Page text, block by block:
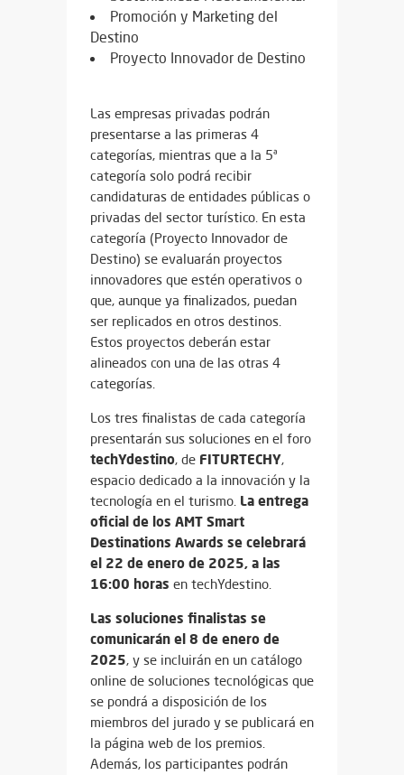
Promoción y Marketing del
Destino
Proyecto Innovador de Destino
Las empresas privadas podrán
presentarse a las primeras 4
categorías, mientras que a la 5ª
categoría solo podrá recibir
candidaturas de entidades públicas o
privadas del sector turístico. En esta
categoría (Proyecto Innovador de
Destino) se evaluarán proyectos
innovadores que estén operativos o
que, aunque ya finalizados, puedan
ser replicados en otros destinos.
Estos proyectos deberán estar
alineados con una de las otras 4
categorías.
Los tres finalistas de cada categoría
presentarán sus soluciones en el foro
techYdestino, de FITURTECHY,
espacio dedicado a la innovación y la
tecnología en el turismo. La entrega
oficial de los AMT Smart
Destinations Awards se celebrará
el 22 de enero de 2025, a las
16:00 horas en techYdestino.
Las soluciones finalistas se
comunicarán el 8 de enero de
2025, y se incluirán en un catálogo
online de soluciones tecnológicas que
se pondrá a disposición de los
miembros del jurado y se publicará en
la página web de los premios.
Además, los participantes podrán